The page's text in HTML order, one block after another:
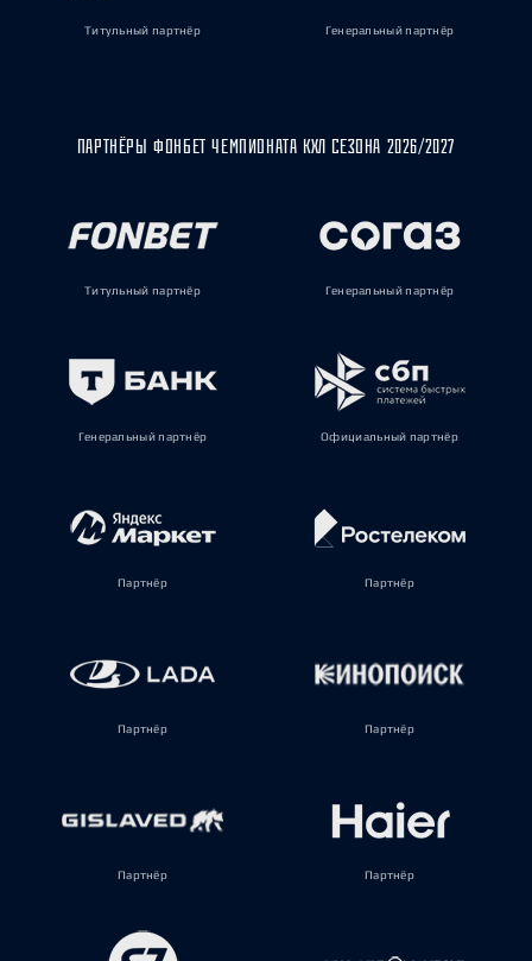
Титульный партнёр Генеральный партнёр
ПАРТНЁРЫ ФОНБЕТ ЧЕМПИОНАТА КХЛ СЕЗОНА 2026/2027
Титульный партнёр Генеральный партнёр
Генеральный партнёр Официальный партнёр
Партнёр Партнёр
Партнёр Партнёр
Партнёр Партнёр